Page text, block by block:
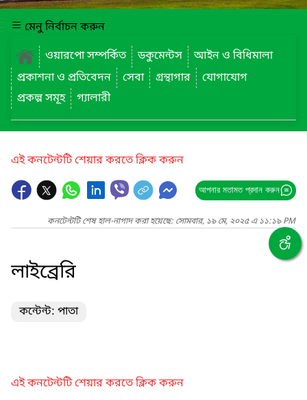
মেনু নির্বাচন করুন
ওয়ারপো সম্পর্কিত
ডকুমেন্টস
আইন ও বিধিমালা
প্রকাশনা ও প্রতিবেদন
সেবা গ্রন্থাগার
যোগাযোগ
প্রকল্প সমূহ
গ্যালারী
এই কনটেন্টটি শেয়ার করতে ক্লিক করুন
আপনার মতামত প্রদান করুন
কনটেন্টটি শেষ হাল-নাগাদ করা হয়েছে: সোমবার, ১৯ মে, ২০২৫ এ ১১:১৯ PM
লাইব্রেরি
কন্টেন্ট: পাতা
এই কনটেন্টটি শেয়ার করতে ক্লিক করুন